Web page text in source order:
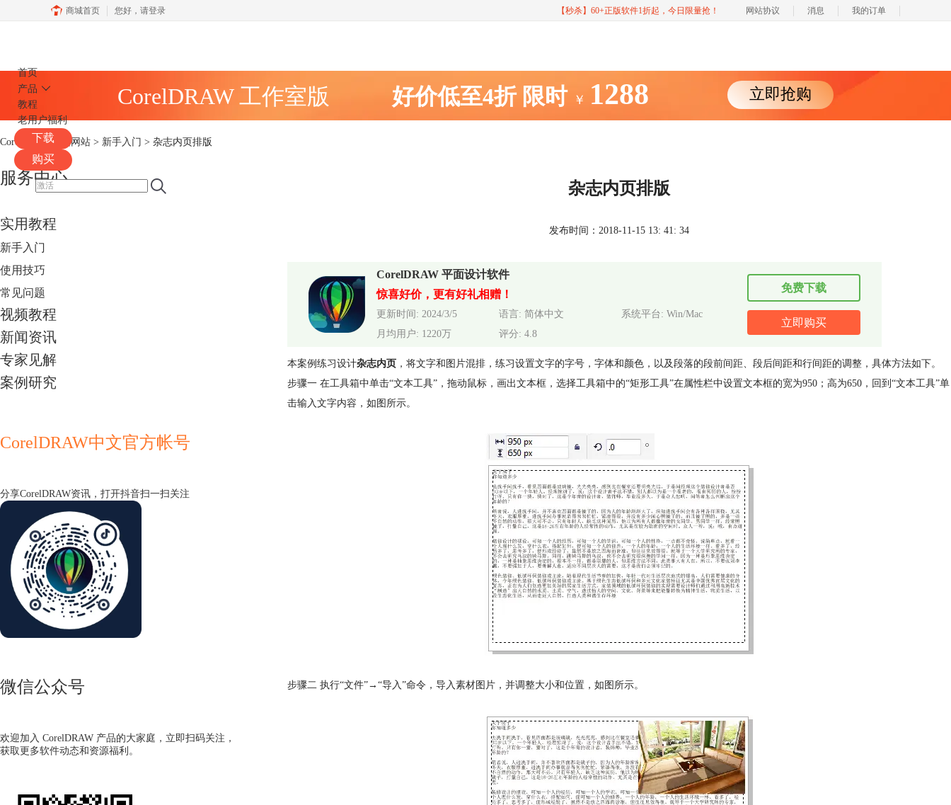
商城首页 您好， 请登录 【秒杀】60+正版软件1折起，今日限量抢！ 网站协议 消息 我的订单
首页
产品
教程
老用户福利
下载
购买
CorelDRAW 工作室版 好价低至4折 限时 ￥ 1288 立即抢购
CorelDRAW中文网站 > 新手入门 > 杂志内页排版
服务中心
实用教程
新手入门
使用技巧
常见问题
视频教程
新闻资讯
专家见解
案例研究
CorelDRAW中文官方帐号
分享CorelDRAW资讯，打开抖音扫一扫关注
微信公众号
欢迎加入 CorelDRAW 产品的大家庭，立即扫码关注，
获取更多软件动态和资源福利。
杂志内页排版
发布时间：2018-11-15 13: 41: 34
CorelDRAW 平面设计软件
惊喜好价，更有好礼相赠！
更新时间: 2024/3/5 语言: 简体中文
系统平台: Win/Mac
月均用户: 1220万
评分: 4.8
免费下载
立即购买
本案例练习设计杂志内页 ，将文字和图片混排，练习设置文字的字号，字体和颜色，以及段落的段前间距、段后间距和行间距的调整，具体方法如下。
步骤一 在工具箱中单击“文本工具”，拖动鼠标，画出文本框，选择工具箱中的“矩形工具”在属性栏中设置文本框的宽为950；高为650，回到“文本工具”单
击输入文字内容，如图所示。
步骤二 执行“文件”→“导入”命令，导入素材图片，并调整大小和位置，如图所示。